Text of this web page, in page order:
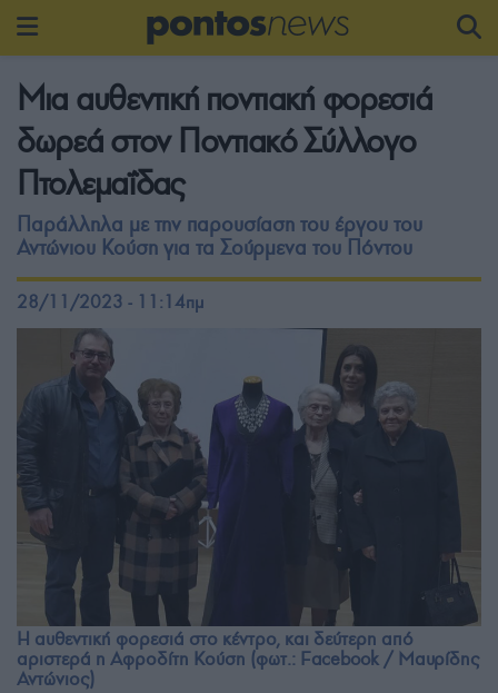
Μια αυθεντική ποντιακή φορεσιά
δωρεά στον Ποντιακό Σύλλογο
Πτολεμαΐδας
Παράλληλα με την παρουσίαση του έργου του
Αντώνιου Κούση για τα Σούρμενα του Πόντου
28/11/2023 - 11:14πμ
Η αυθεντική φορεσιά στο κέντρο, και δεύτερη από
αριστερά η Αφροδίτη Κούση (φωτ.: Facebook / Μαυρίδης
Αντώνιος)